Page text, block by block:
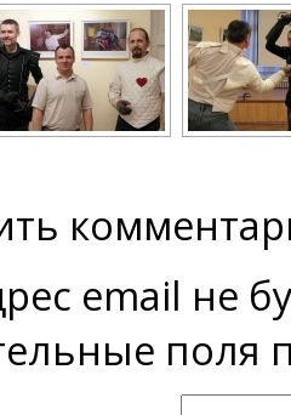
email не
поля